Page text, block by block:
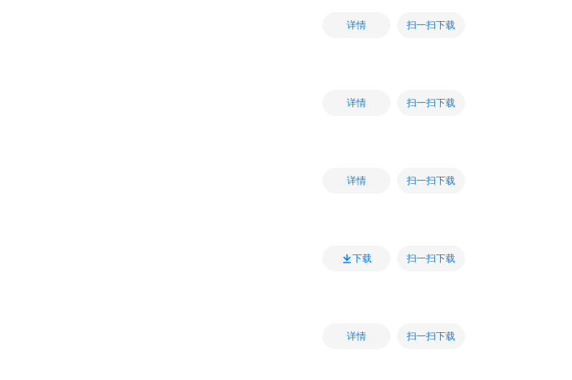
详情 扫一扫下载
详情 扫一扫下载
详情 扫一扫下载
下载 扫一扫下载
详情 扫一扫下载